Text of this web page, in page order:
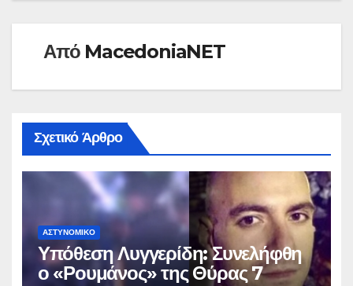
Από MacedoniaNET
Σχετικό Άρθρο
ΑΣΤΥΝΟΜΙΚΌ
Υπόθεση Λυγγερίδη: Συνελήφθη
ο «Ρουμάνος» της Θύρας 7